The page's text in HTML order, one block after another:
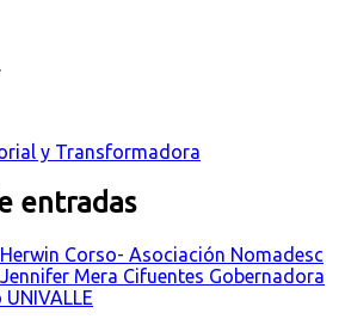
y Transformadora
entradas
Corso- Asociación Nomadesc
Mera Cifuentes Gobernadora